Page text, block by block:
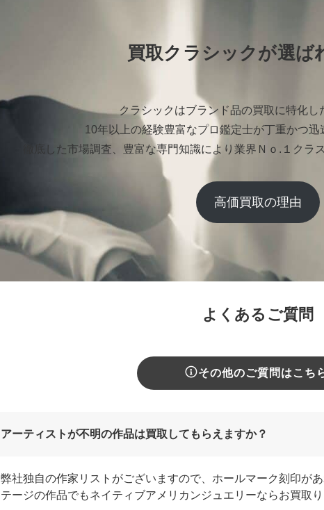
買取クラシックが選ば
クラシックはブランド品の買取に特化し
10年以上の経験豊富なプロ鑑定士が丁重かつ迅
徹底した市場調査、豊富な専門知識により業界Ｎｏ.１クラ
高価買取の理由
よくあるご質問
その他のご質問はこち
アーティストが不明の作品は買取してもらえますか？
弊社独自の作家リストがございますので、ホールマーク刻印が
テージの作品でもネイティブアメリカンジュエリーならお買取り